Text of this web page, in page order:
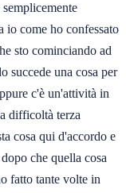
io come ho confessato
sto cominciando ad
succede una cosa per
c'è un'attività in
difficoltà terza
cosa qui d'accordo e
che quella cosa
fatto tante volte in